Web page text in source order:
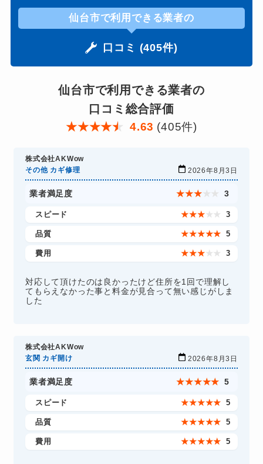
仙台市で利用できる業者の
口コミ (405件)
仙台市で利用できる業者の
口コミ総合評価
★★★★★ 4.63 (405件)
株式会社AKWow
その他 カギ修理
2026年8月3日
業者満足度 ★★★ ★ ★ 3
スピード ★★★ ★ ★ 3
品質 ★★★★★ 5
費用 ★★★ ★ ★ 3
対応して頂けたのは良かったけど住所を1回で理解し
てもらえなかった事と料金が見合って無い感じがしま
した
株式会社AKWow
玄関 カギ開け
2026年8月3日
業者満足度 ★★★★★ 5
スピード ★★★★★ 5
品質 ★★★★★ 5
費用 ★★★★★ 5